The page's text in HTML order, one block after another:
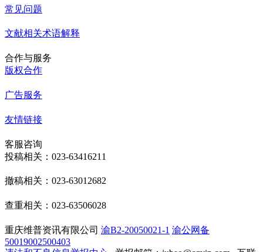
常见问题
文献相关术语解释
合作与服务
版权合作
广告服务
友情链接
客服咨询
投稿相关：023-63416211
撤稿相关：023-63012682
查重相关：023-63506028
重庆维普资讯有限公司 渝B2-20050021-1 渝公网备
50019002500403